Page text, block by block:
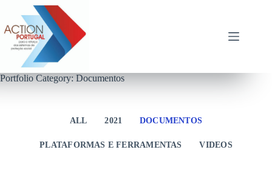
conteúdo
Portfolio Category: Documentos
ALL 2021 DOCUMENTOS
PLATAFORMAS E FERRAMENTAS VIDEOS